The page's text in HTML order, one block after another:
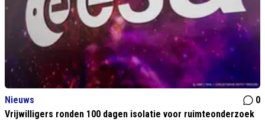
Nieuws
0
Vrijwilligers ronden 100 dagen isolatie voor ruimteonderzoek